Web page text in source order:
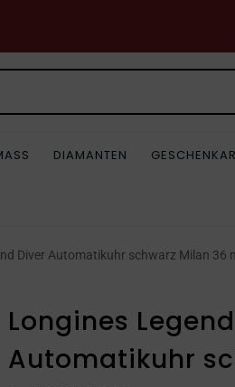
DIAMANTEN
Diver Automatikuhr schwarz Milan 36
Longines
Automatikuhr